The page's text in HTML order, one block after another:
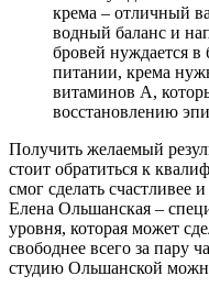
крема – отличный
водный баланс и
бровей нуждается
питании, крема
витаминов А,
восстановлению
Получить желаемый
стоит обратиться к
смог сделать счастливее
Елена Ольшанская –
уровня, которая может
свободнее всего за пару
студию Ольшанской